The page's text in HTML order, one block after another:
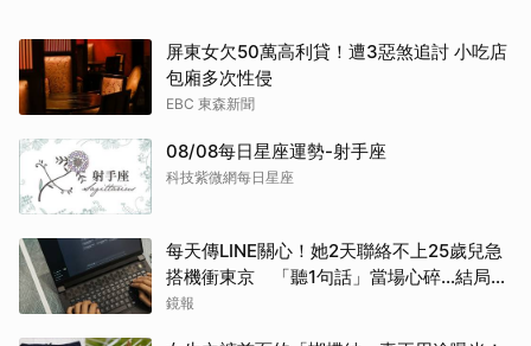
屏東女欠50萬高利貸！遭3惡煞追討 小吃店
包廂多次性侵
EBC 東森新聞
08/08每日星座運勢-射手座
科技紫微網每日星座
每天傳LINE關心！她2天聯絡不上25歲兒急
搭機衝東京 「聽1句話」當場心碎...結局看
哭網
鏡報